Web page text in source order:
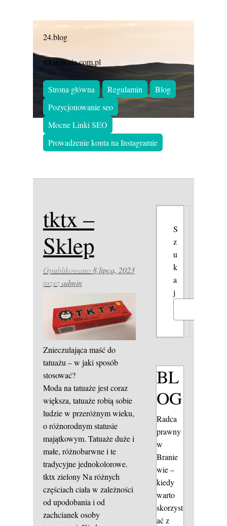
24.blog
tekstownia.com.pl
Strona główna Regulamin
Blog
Pozycjonowanie seo
Mocne Linki SEO
Prowadzenie konta na Instagramie
tktx –
Sklep
Opublikowano8 lipca, 2023
przezadmin
Znieczulająca maść do
tatuażu – w jaki sposób
stosować?
Moda na tatuaże jest coraz
większa, tatuaże robią sobie
ludzie w przeróżnym wieku,
o różnorodnym statusie
majątkowym. Tatuaże duże i
małe, różnobarwne i te
tradycyjne jednokolorowe.
tktx zielonyNa różnych
częściach ciała w zależności
od upodobania i od
zachcianek osoby
S
z
u
k
a
j
BL
OG
Radca
prawny
w
Branie
wie –
kiedy
warto
skorzyst
ać z